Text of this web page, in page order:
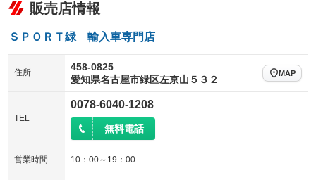
販売店情報
ＳＰＯＲＴ緑 輸入車専門店
住所
458-0825
愛知県名古屋市緑区左京山５３２
MAP
TEL
0078-6040-1208
無料電話
営業時間 10：00～19：00